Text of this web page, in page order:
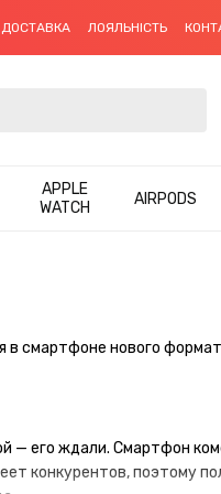
ЛОЯЛЬНІСТЬ
APPLE
WATCH
AIRPODS
в смартфоне нового
— его ждали. Смартфон
конкурентов, поэтому